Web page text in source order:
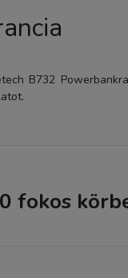
B732 Powerbankra
fokos